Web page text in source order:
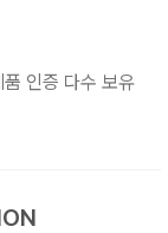
인증 다수 보유